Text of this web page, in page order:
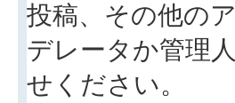
投稿、その他の
デレータか管理
せください。